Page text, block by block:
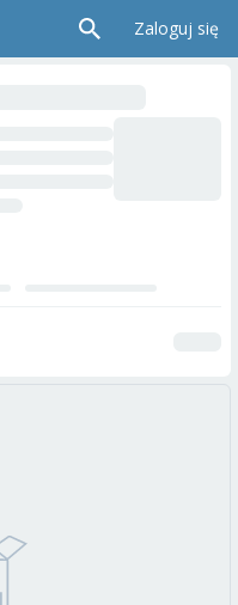
Zaloguj się